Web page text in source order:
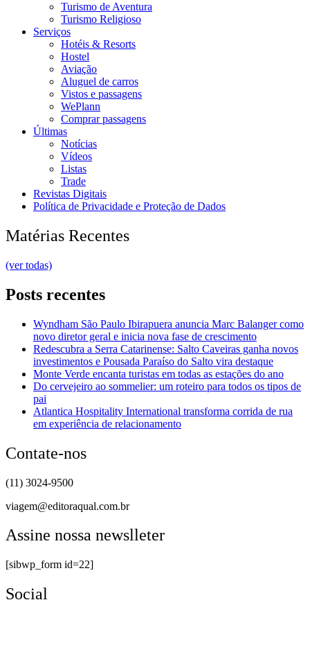
Turismo de Aventura
Turismo Religioso
Serviços
Hotéis & Resorts
Hostel
Aviação
Aluguel de carros
Vistos e passagens
WePlann
Comprar passagens
Últimas
Notícias
Vídeos
Listas
Trade
Revistas Digitais
Política de Privacidade e Proteção de Dados
Matérias Recentes
(ver todas)
Posts recentes
Wyndham São Paulo Ibirapuera anuncia Marc Balanger como
novo diretor geral e inicia nova fase de crescimento
Redescubra a Serra Catarinense: Salto Caveiras ganha novos
investimentos e Pousada Paraíso do Salto vira destaque
Monte Verde encanta turistas em todas as estações do ano
Do cervejeiro ao sommelier: um roteiro para todos os tipos de
pai
Atlantica Hospitality International transforma corrida de rua
em experiência de relacionamento
Contate-nos
(11) 3024-9500
viagem@editoraqual.com.br
Assine nossa newslleter
[sibwp_form id=22]
Social